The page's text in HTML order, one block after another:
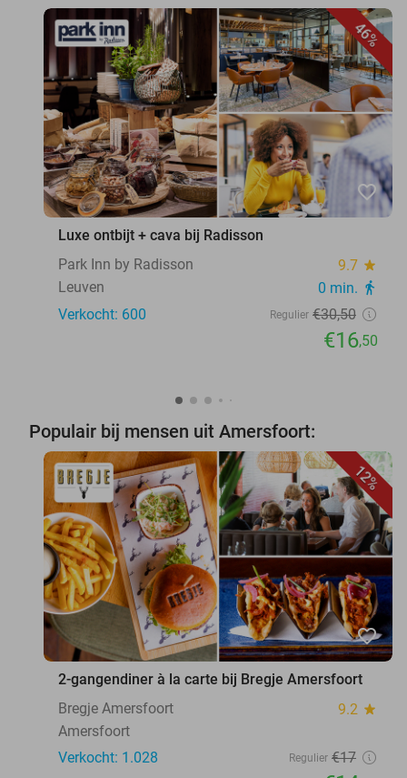
46%
favorite_border
Luxe ontbijt + cava bij Radisson
Park Inn by Radisson
9.7 star
Leuven 0 min. directions_walk
Verkocht: 600 Regulier €30,50
€16,50
Populair bij mensen uit Amersfoort:
12%
favorite_border
2-gangendiner à la carte bij Bregje Amersfoort
Bregje Amersfoort
9.2 star
Amersfoort
Verkocht: 1.028
Regulier €17